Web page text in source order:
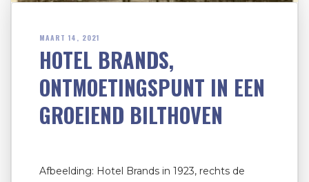
MAART 14, 2021
HOTEL BRANDS,
ONTMOETINGSPUNT IN EEN
GROEIEND BILTHOVEN
Afbeelding: Hotel Brands in 1923, rechts de